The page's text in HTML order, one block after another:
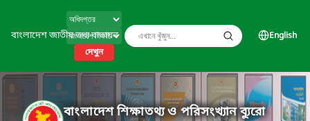
বাংলাদেশ জাতীয় তথ্য বাতায়ন
দেখুন
English
বাংলাদেশ শিক্ষাতথ্য ও পরিসংখ্যান ব্যুরো